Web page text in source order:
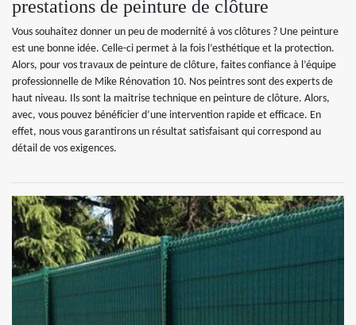
prestations de peinture de clôture
Vous souhaitez donner un peu de modernité à vos clôtures ? Une peinture
est une bonne idée. Celle-ci permet à la fois l’esthétique et la protection.
Alors, pour vos travaux de peinture de clôture, faites confiance à l’équipe
professionnelle de Mike Rénovation 10. Nos peintres sont des experts de
haut niveau. Ils sont la maitrise technique en peinture de clôture. Alors,
avec, vous pouvez bénéficier d’une intervention rapide et efficace. En
effet, nous vous garantirons un résultat satisfaisant qui correspond au
détail de vos exigences.